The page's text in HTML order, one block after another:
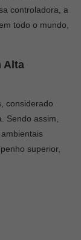
controladora, a
todo o mundo,
Alta
considerado
Sendo assim,
superior,